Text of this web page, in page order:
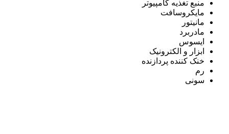
منبع تغذیه کامپیوتر
مایکروسافت
مانیتور
مادربرد
ایسوس
ابزار و الکترونیک
خنک کننده پردازنده
رم
سونی